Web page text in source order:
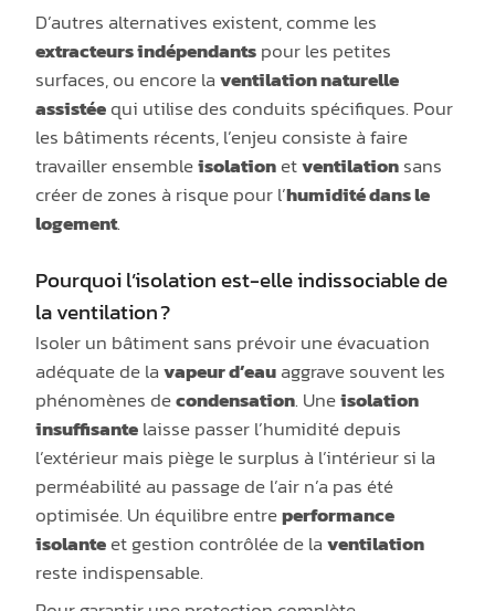
D’autres alternatives existent, comme les
extracteurs indépendantspour les petites
surfaces, ou encore laventilation naturelle
assistéequi utilise des conduits spécifiques. Pour
les bâtiments récents, l’enjeu consiste à faire
travailler ensembleisolationetventilationsans
créer de zones à risque pour l’humidité dans le
logement.
Pourquoi l’isolation est-elle indissociable de
la ventilation ?
Isoler un bâtiment sans prévoir une évacuation
adéquate de lavapeur d’eauaggrave souvent les
phénomènes decondensation. Uneisolation
insuffisantelaisse passer l’humidité depuis
l’extérieur mais piège le surplus à l’intérieur si la
perméabilité au passage de l’air n’a pas été
optimisée. Un équilibre entreperformance
isolanteet gestion contrôlée de laventilation
reste indispensable.